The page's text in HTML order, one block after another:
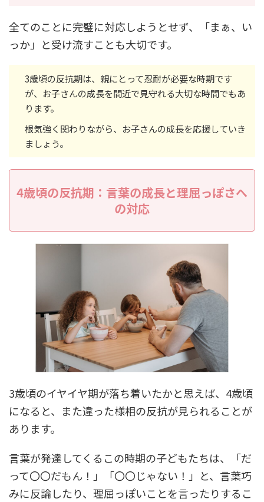
全てのことに完璧に対応しようとせず、「まぁ、い
っか」と受け流すことも大切です。
3歳頃の反抗期は、親にとって忍耐が必要な時期です
が、お子さんの成長を間近で見守れる大切な時間でもあ
ります。
根気強く関わりながら、お子さんの成長を応援していき
ましょう。
4歳頃の反抗期：言葉の成長と理屈っぽさへ
の対応
3歳頃のイヤイヤ期が落ち着いたかと思えば、4歳頃
になると、また違った様相の反抗が見られることが
あります。
言葉が発達してくるこの時期の子どもたちは、「だ
って〇〇だもん！」「〇〇じゃない！」と、言葉巧
みに反論したり、理屈っぽいことを言ったりするこ